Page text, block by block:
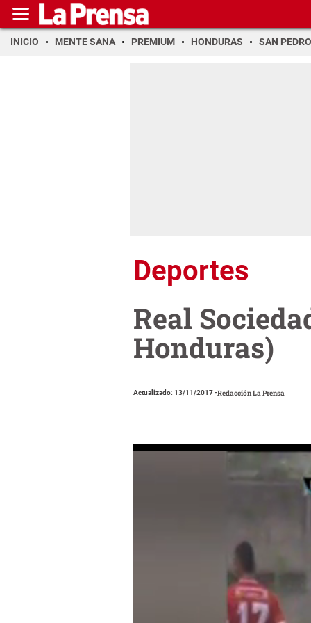
INICIO MENTE SANA PREMIUM HONDURAS SAN PEDRO
Deportes
Real
Honduras)
Actualizado: 13/11/2017-Redacción La Prensa